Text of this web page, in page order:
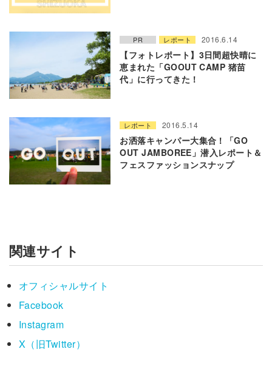
PR レポート 2016.6.14
【フォトレポート】3日間超快晴に
恵まれた「GOOUT CAMP 猪苗
代」に行ってきた！
レポート 2016.5.14
お洒落キャンパー大集合！「GO
OUT JAMBOREE」潜入レポート＆
フェスファッションスナップ
関連サイト
オフィシャルサイト
Facebook
Instagram
X（旧Twitter）